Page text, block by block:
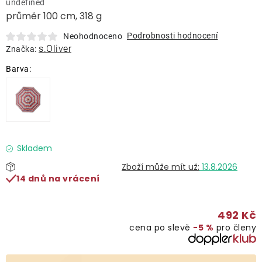
Lehátka
Doplňky
Gastro produkty
Kolekce
Prodávané značky
Naše katalogy
průměr 100 cm, 318 g
undefined
Neohodnoceno Podrobnosti hodnocení
Značka: s.Oliver
Skladem
13.8.2026
14 dnů na vrácení
492 Kč
cena po slevě −5 % pro členy